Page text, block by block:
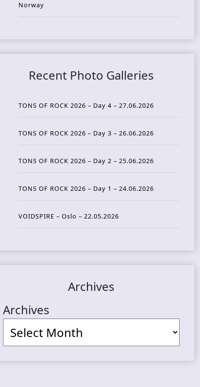
Norway
Recent Photo Galleries
TONS OF ROCK 2026 – Day 4 – 27.06.2026
TONS OF ROCK 2026 – Day 3 – 26.06.2026
TONS OF ROCK 2026 – Day 2 – 25.06.2026
TONS OF ROCK 2026 – Day 1 – 24.06.2026
VOIDSPIRE – Oslo – 22.05.2026
Archives
Archives